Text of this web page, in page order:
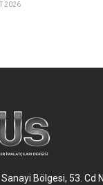
2026
Bölgesi, 53. Cd